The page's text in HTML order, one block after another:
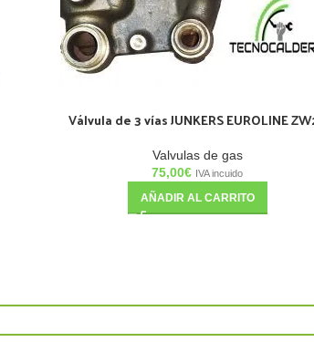
Válvula de 3 vías JUNKERS EUROLINE
Valvulas de gas
75,00€ IVA incuido
AÑADIR AL CARRITO